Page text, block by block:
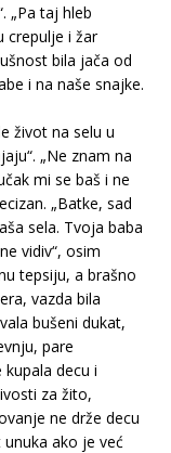
„Pa taj hleb
crepulje i žar
bila jača od
i na naše snajke.
život na selu u
„Ne znam na
mi se baš i ne
„Batke, sad
sela. Tvoja baba
vidiv“, osim
tepsiju, a brašno
vazda bila
bušeni dukat,
pare
decu i
za žito,
ne drže decu
ako je već